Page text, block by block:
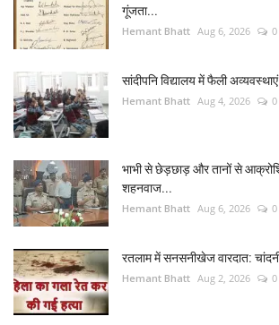
गूंजता...
Hemant Bhatt Aug 6, 2026 0
सांदीपनि विद्यालय में फैली
Hemant Bhatt Aug 4, 2026 0
भाभी से छेड़छाड़ और तानों से
शहनवाज...
Hemant Bhatt Aug 6, 2026 0
रतलाम में सनसनीखेज वारदात:
Hemant Bhatt Aug 2, 2026 0